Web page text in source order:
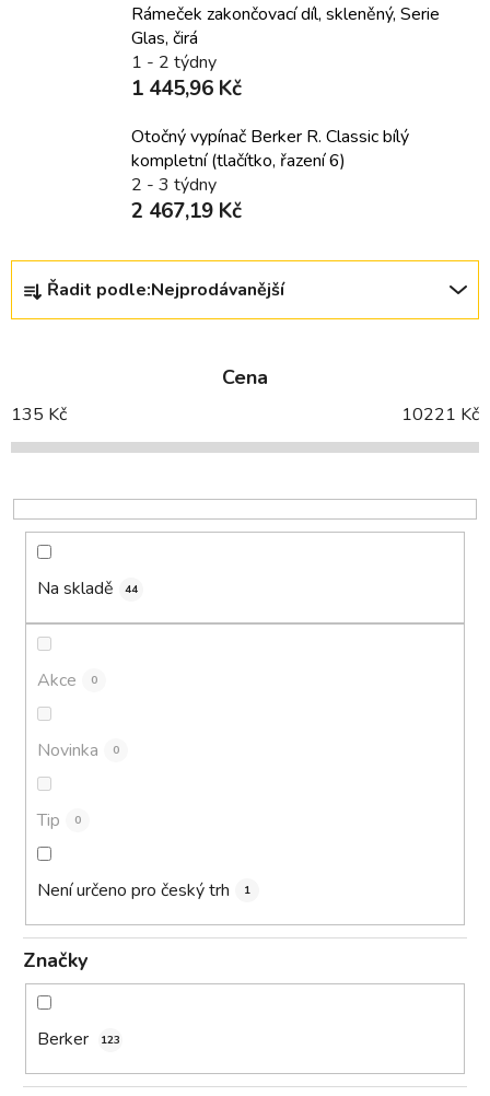
Rámeček zakončovací díl, skleněný, Serie
Glas, čirá
1 - 2 týdny
1 445,96 Kč
Otočný vypínač Berker R. Classic bílý
kompletní (tlačítko, řazení 6)
2 - 3 týdny
2 467,19 Kč
Ř
z
í
p
o
d
Řadit podle:Nejprodávanější
Cena
135 Kč 10221 Kč
Na skladě 44
Akce 0
Novinka 0
Tip 0
Není určeno pro český trh 1
Značky
Berker 123